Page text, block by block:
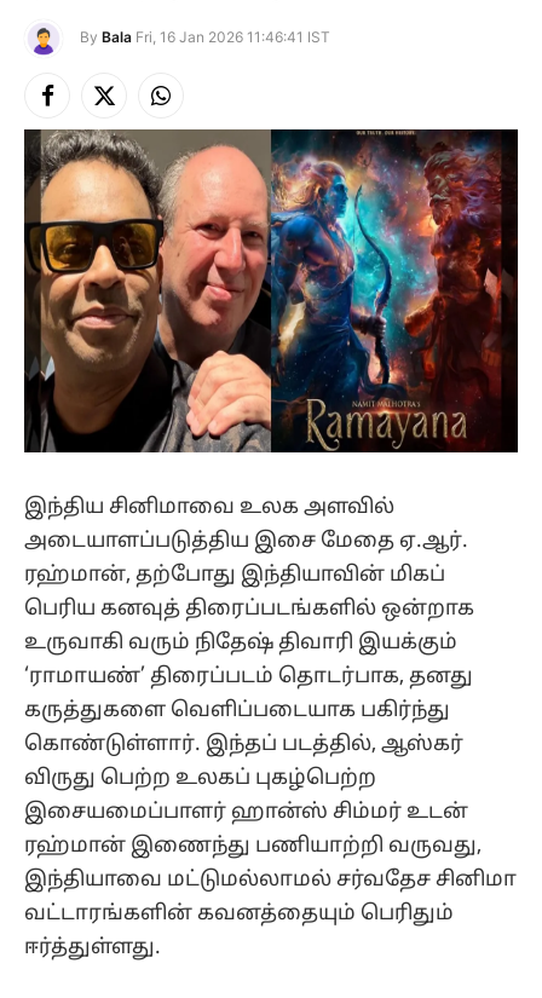
By Bala Fri, 16 Jan 2026 11:46:41 IST
Facebook
X
(Twitter)
Instagram
இந்திய சினிமாவை உலக அளவில்
அடையாளப்படுத்திய இசை மேதை ஏ.ஆர்.
ரஹ்மான், தற்போது இந்தியாவின் மிகப்
பெரிய கனவுத் திரைப்படங்களில் ஒன்றாக
உருவாகி வரும் நிதேஷ் திவாரி இயக்கும்
‘ராமாயண்’ திரைப்படம் தொடர்பாக, தனது
கருத்துகளை வெளிப்படையாக பகிர்ந்து
கொண்டுள்ளார். இந்தப் படத்தில், ஆஸ்கர்
விருது பெற்ற உலகப் புகழ்பெற்ற
இசையமைப்பாளர் ஹான்ஸ் சிம்மர் உடன்
ரஹ்மான் இணைந்து பணியாற்றி வருவது,
இந்தியாவை மட்டுமல்லாமல் சர்வதேச சினிமா
வட்டாரங்களின் கவனத்தையும் பெரிதும்
ஈர்த்துள்ளது.